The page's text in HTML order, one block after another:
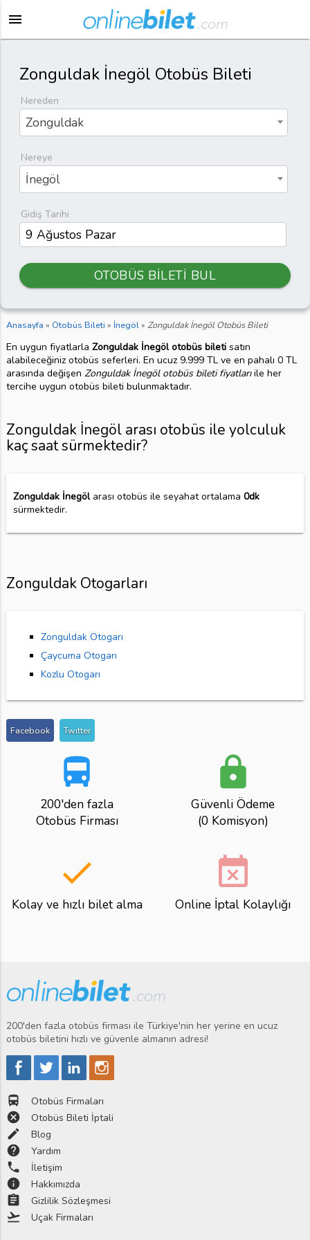
menu
Zonguldak İnegöl Otobüs Bileti
Nereden
Zonguldak
Nereye
İnegöl
Gidiş Tarihi
OTOBÜS BİLETİ BUL
Anasayfa » Otobüs Bileti » İnegöl» Zonguldak İnegöl Otobüs Bileti
En uygun fiyatlarla Zonguldak İnegöl otobüs biletisatın
alabileceğiniz otobüs seferleri. En ucuz 9.999 TL ve en pahalı 0 TL
arasında değişen Zonguldak İnegöl otobüs bileti fiyatlarıile her
tercihe uygun otobüs bileti bulunmaktadır.
Zonguldak İnegöl arası otobüs ile yolculuk
kaç saat sürmektedir?
Zonguldak İnegölarası otobüs ile seyahat ortalama 0dk
sürmektedir.
Zonguldak Otogarları
Zonguldak Otogarı
Çaycuma Otogarı
Kozlu Otogarı
Facebook Twitter
directions_bus
200'den fazla
Otobüs Firması
lock
Güvenli Ödeme
(0 Komisyon)
done
Kolay ve hızlı bilet alma
event_busy
Online İptal Kolaylığı
200'den fazla otobüs firması ile Türkiye'nin her yerine en ucuz
otobüs biletini hızlı ve güvenle almanın adresi!
directions_bus Otobüs Firmaları
cancel Otobüs Bileti İptali
edit Blog
help Yardım
phone İletişim
info Hakkımızda
assignment Gizlilik Sözleşmesi
flight_takeoff Uçak Firmaları